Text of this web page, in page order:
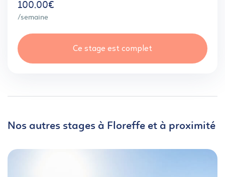
100,00€
/semaine
Ce stage est complet
Nos autres stages à Floreffe et à proximité